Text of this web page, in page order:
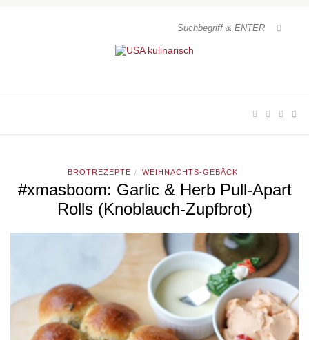
BROTREZEPTE / WEIHNACHTS-GEBÄCK
#xmasboom: Garlic & Herb Pull-Apart
Rolls (Knoblauch-Zupfbrot)